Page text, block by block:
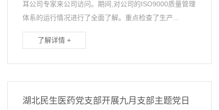
耳公司专家来公司访问。期间,对公司的ISO9000质量管理
体系的运行情况进行了全面了解。重点检查了生产...
了解详情 +
湖北民生医药党支部开展九月支部主题党日